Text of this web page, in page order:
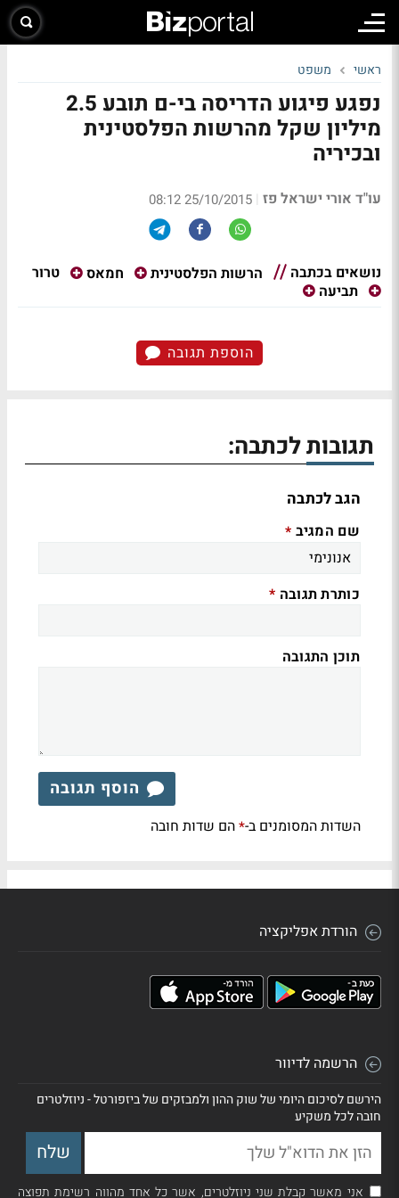
ראשי משפט
נפגע פיגוע הדריסה בי-ם תובע 2.5
מיליון שקל מהרשות הפלסטינית
ובכיריה
עו"ד אורי ישראל פז |
25/10/2015 08:12
נושאים בכתבה הרשות הפלסטינית חמאס
טרור
תביעה
הוספת תגובה
תגובות לכתבה:
הגב לכתבה
שם המגיב *
כותרת תגובה *
תוכן התגובה
הוסף תגובה
השדות המסומנים ב-*הם שדות חובה
הורדת אפליקציה
הרשמה לדיוור
הירשם לסיכום היומי של שוק ההון ולמבזקים של ביזפורטל - ניוזלטרים
חובה לכל משקיע
אני מאשר קבלת שני ניוזלטרים, אשר כל אחד מהווה רשימת תפוצה